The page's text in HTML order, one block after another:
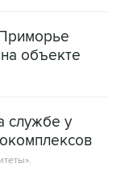
объекте
службе у